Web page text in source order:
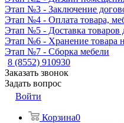
Этап №3 - Заключение
Этап №4 - Оплата товара,
Этап №5 - Доставка товаров
Этап №6 - Хранение товара
Этап №7 - Сборка мебели
8 (8552) 910930
Заказать звонок
Задать вопрос
Войти
Корзина0